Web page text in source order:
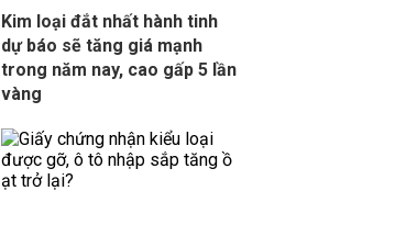
Kim loại đắt nhất hành tinh
dự báo sẽ tăng giá mạnh
trong năm nay, cao gấp 5 lần
vàng